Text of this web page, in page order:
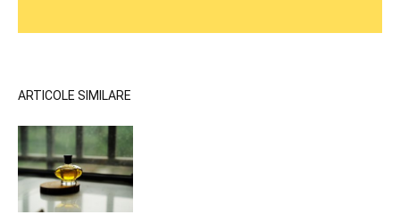
ARTICOLE SIMILARE